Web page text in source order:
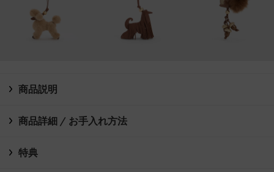
商品説明
商品詳細 / お手入れ方法
特典